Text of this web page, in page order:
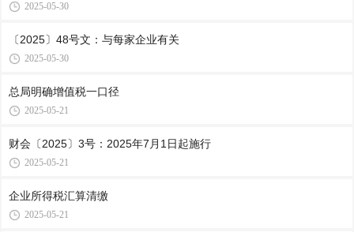
2025-05-30
〔2025〕48号文：与每家企业有关
2025-05-30
总局明确增值税一口径
2025-05-21
财会〔2025〕3号：2025年7月1日起施行
2025-05-21
企业所得税汇算清缴
2025-05-21